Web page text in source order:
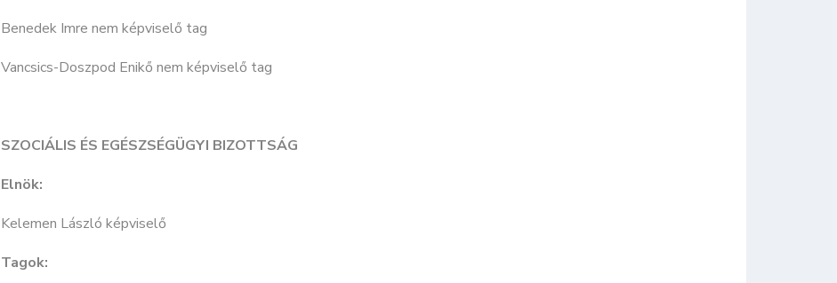
Benedek Imre nem képviselő tag
Vancsics-Doszpod Enikő nem képviselő tag
SZOCIÁLIS ÉS EGÉSZSÉGÜGYI BIZOTTSÁG
Elnök:
Kelemen László képviselő
Tagok: